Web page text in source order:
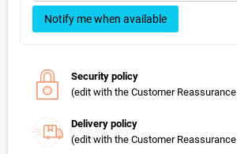
Notify me when available
Security policy
(edit with the Customer
Delivery policy
(edit with the Customer